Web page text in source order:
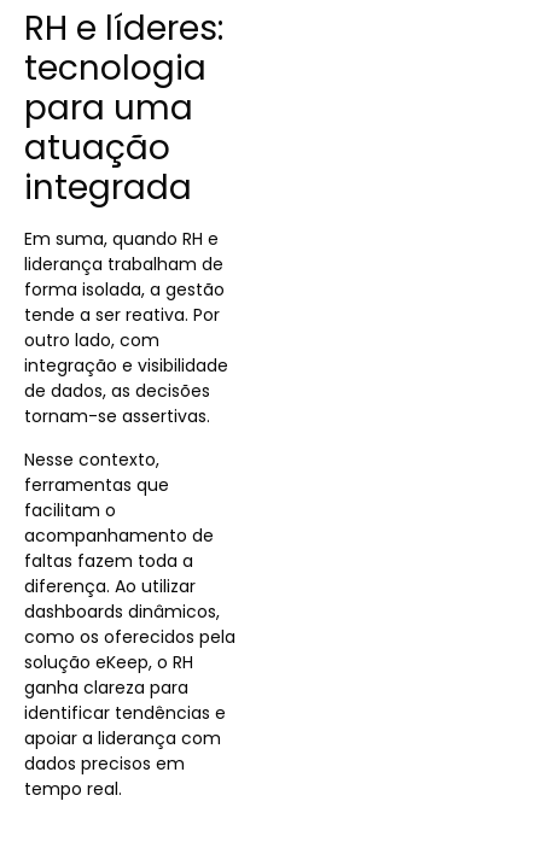
RH e líderes:
tecnologia
para uma
atuação
integrada
Em suma, quando RH e
liderança trabalham de
forma isolada, a gestão
tende a ser reativa. Por
outro lado, com
integração e visibilidade
de dados, as decisões
tornam-se assertivas.
Nesse contexto,
ferramentas que
facilitam o
acompanhamento de
faltas fazem toda a
diferença. Ao utilizar
dashboards dinâmicos,
como os oferecidos pela
solução eKeep, o RH
ganha clareza para
identificar tendências e
apoiar a liderança com
dados precisos em
tempo real.